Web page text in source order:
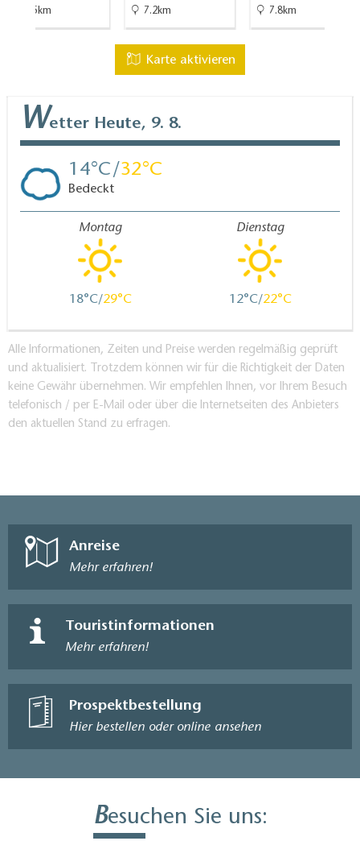
15.5km 7.2km 7.8km
Karte aktivieren
Wetter Heute, 9. 8.
14 32
Bedeckt
Montag
18 29
Dienstag
12 22
Alle Informationen, Zeiten und Preise werden regelmäßig geprüft
und aktualisiert. Trotzdem können wir für die Richtigkeit der Daten
keine Gewähr übernehmen. Wir empfehlen Ihnen, vor Ihrem Besuch
telefonisch / per E-Mail oder über die Internetseiten des Anbieters
den aktuellen Stand zu erfragen.
Anreise
Mehr erfahren!
Touristinformationen
Mehr erfahren!
Prospektbestellung
Hier bestellen oder online ansehen
Besuchen Sie uns: